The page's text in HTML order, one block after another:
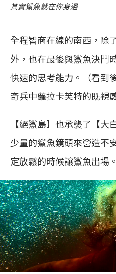
其實鯊魚就在你身邊
全程智商在線的南西，除
外，也在最後與鯊魚決鬥
快速的思考能力。（看到
奇兵中蘿拉卡芙特的既視
【絕鯊島】也承襲了【
少量的鯊魚鏡頭來營造不
定放鬆的時候讓鯊魚出場。